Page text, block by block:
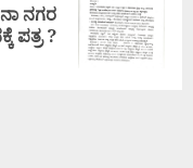
ನಗರ
ಪತ್ರ ?